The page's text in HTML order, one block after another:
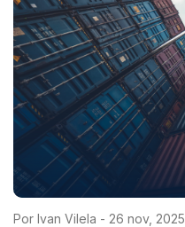
Por Ivan Vilela - 26 nov, 2025